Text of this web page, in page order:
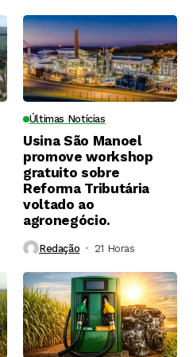
Últimas Notícias
Usina São Manoel
promove workshop
gratuito sobre
Reforma Tributária
voltado ao
agronegócio.
Redação 21 Horas ⁮